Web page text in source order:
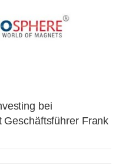
bei
Geschäftsführer Frank